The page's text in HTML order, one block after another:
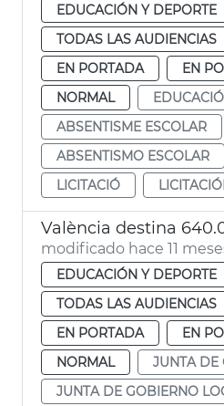
EDUCACIÓN Y DEPORTE
TODAS LAS AUDIENCIAS
EN PORTADA
EN
NORMAL
EDUCACIÓ
ABSENTISME ESCOLAR
ABSENTISMO ESCOLAR
LICITACIÓ
modificado hace 11
EDUCACIÓN Y DEPORTE
TODAS LAS AUDIENCIAS
EN PORTADA
EN
NORMAL
JUNTA DE
JUNTA DE GOBIERNO